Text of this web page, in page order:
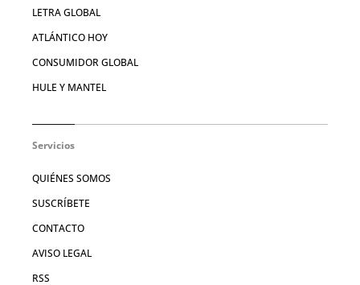
LETRA GLOBAL
ATLÁNTICO HOY
CONSUMIDOR GLOBAL
HULE Y MANTEL
Servicios
QUIÉNES SOMOS
SUSCRÍBETE
CONTACTO
AVISO LEGAL
RSS